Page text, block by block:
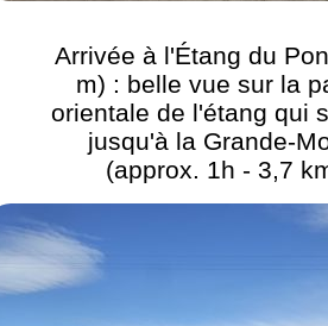
Arrivée à l'Étang du
m) : belle vue sur la
orientale de l'étang qui
jusqu'à la Grande-
(approx. 1h - 3,7